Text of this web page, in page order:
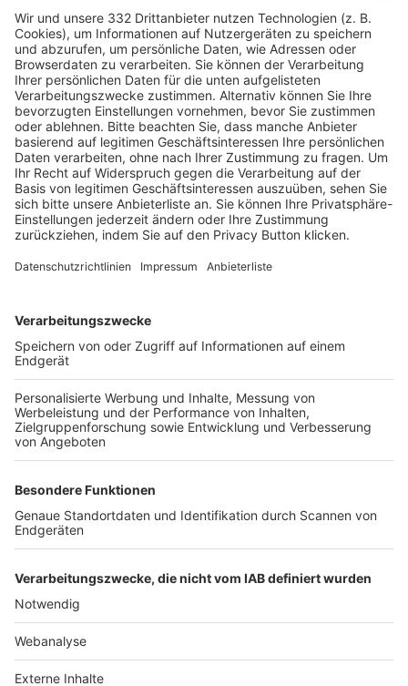
HÄUFIG BESUCHTE SEITEN
Pässe und Vereinswechsel
Trainerausbildung
Schulungsangebot Vereinsmitarbeiter
BFV-Geschäftsstellen
Trainerbörse
Login SpielPlus
FOLGE DEM BFV
TOP-VEREINE
TOP-PARTNER
Nutzungsbedingungen Datenschutz Impressum